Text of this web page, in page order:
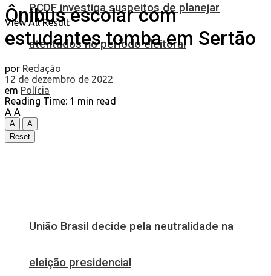
PCDF investiga suspeitos de planejar
atentados no período eleitoral
União Brasil decide pela neutralidade na
eleição presidencial
View All Result
Ônibus escolar com
estudantes tomba em Sertão
por Redação
12 de dezembro de 2022
em Polícia
Reading Time: 1 min read
A A
A
A
Reset